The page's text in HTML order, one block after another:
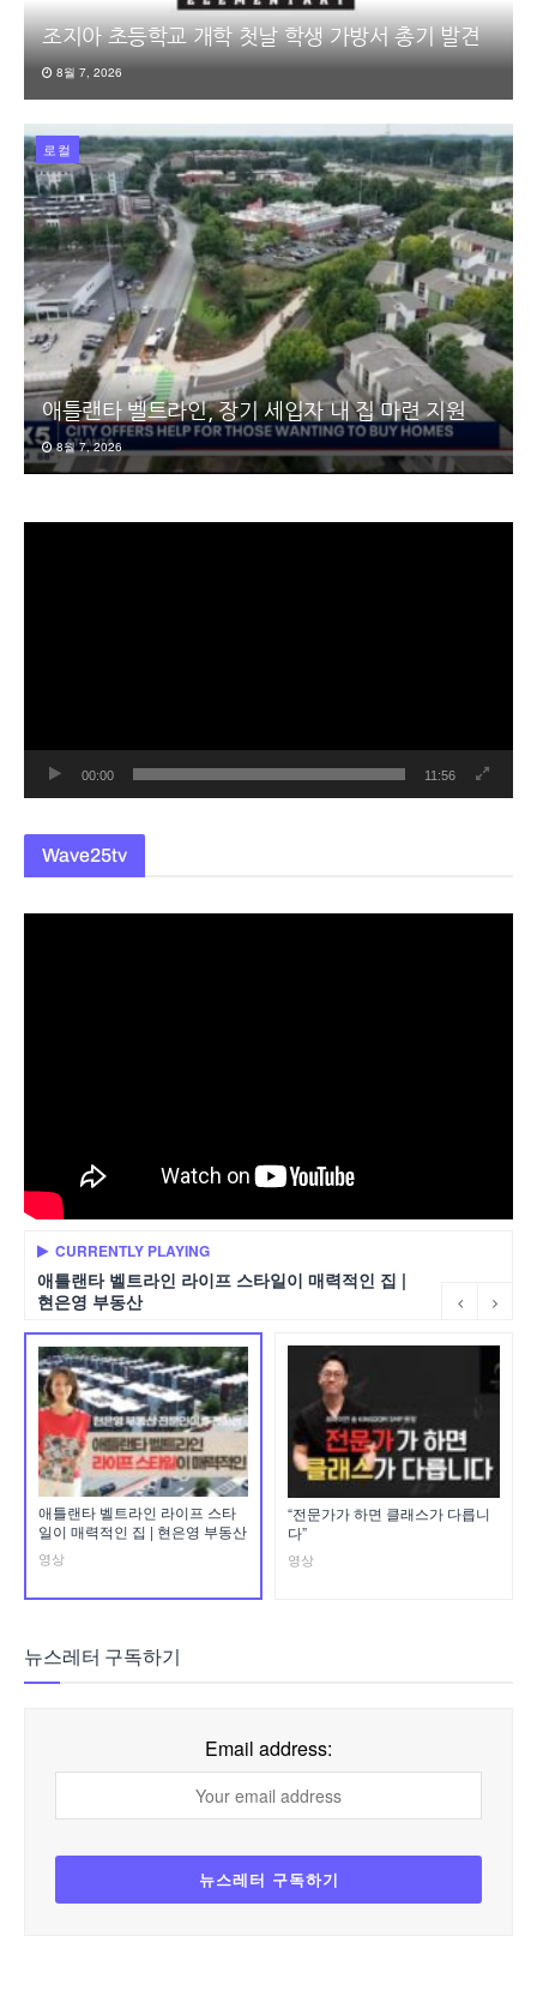
조지아 초등학교 개학 첫날 학생 가방서 총기 발견
8월 7, 2026
로컬
애틀랜타 벨트라인, 장기 세입자 내 집 마련 지원
8월 7, 2026
00:00 11:56
Wave25tv
CURRENTLY PLAYING
애틀랜타 벨트라인 라이프 스타일이 매력적인 집 |
현은영 부동산
애틀랜타 벨트라인 라이프 스타
일이 매력적인 집 | 현은영 부동산
영상
“전문가가 하면 클래스가 다릅니
다”
영상
뉴스레터 구독하기
Email address: